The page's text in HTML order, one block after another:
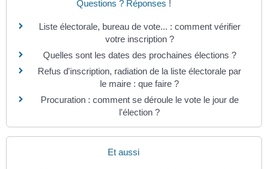
Questions ? Réponses !
Liste électorale, bureau de vote... : comment vérifier
votre inscription ?
Quelles sont les dates des prochaines élections ?
Refus d'inscription, radiation de la liste électorale par
le maire : que faire ?
Procuration : comment se déroule le vote le jour de
l'élection ?
Et aussi